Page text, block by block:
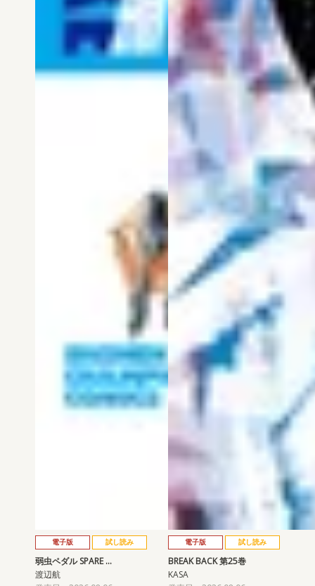
電子版 試し読み
弱虫ペダル SPARE …
渡辺航
電子版 試し読み
BREAK BACK 第25巻
KASA